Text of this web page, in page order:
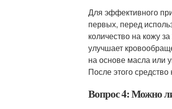
Для эффективного
первых, перед
количество на кожу
улучшает
на основе масла или
После этого
Вопрос 4: Можно ли